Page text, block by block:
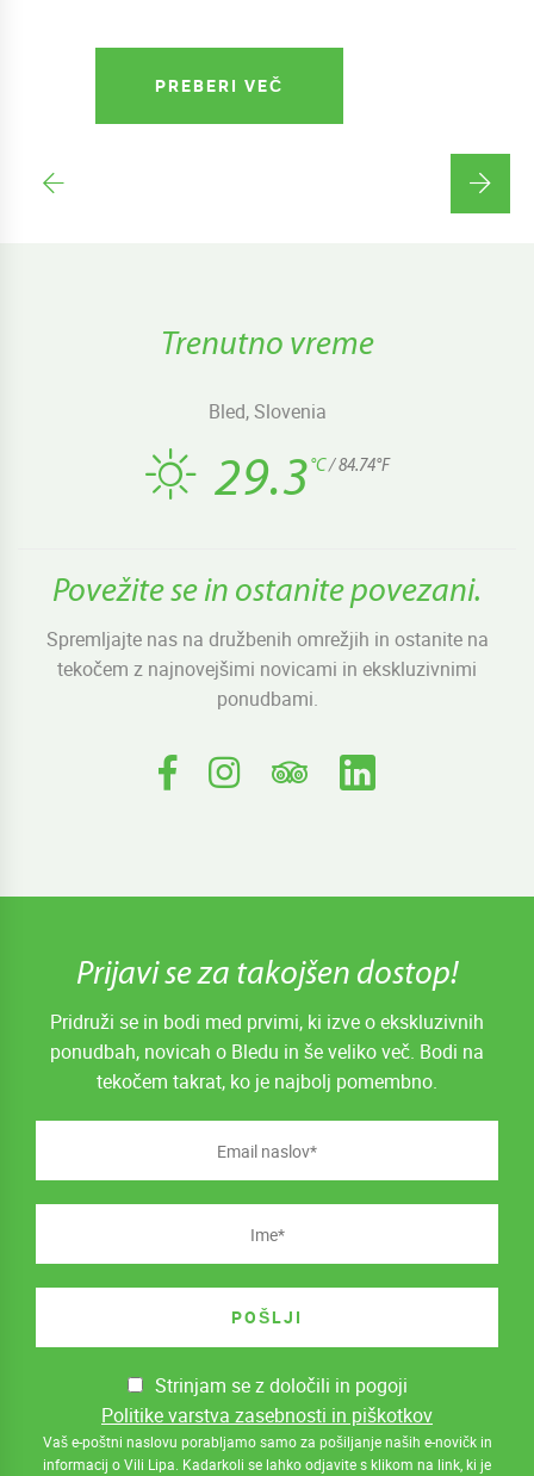
PREBERI VEČ
Trenutno vreme
Bled, Slovenia
29.3 °C/ 84.74°F
Povežite se in ostanite povezani.
Spremljajte nas na družbenih omrežjih in ostanite na
tekočem z najnovejšimi novicami in ekskluzivnimi
ponudbami.
Prijavi se za takojšen dostop!
Pridruži se in bodi med prvimi, ki izve o ekskluzivnih
ponudbah, novicah o Bledu in še veliko več. Bodi na
tekočem takrat, ko je najbolj pomembno.
Strinjam se z določili in pogoji
Politike varstva zasebnosti in piškotkov
Vaš e-poštni naslovu porabljamo samo za pošiljanje naših e-novičk in
informacij o Vili Lipa. Kadarkoli se lahko odjavite s klikom na link, ki je